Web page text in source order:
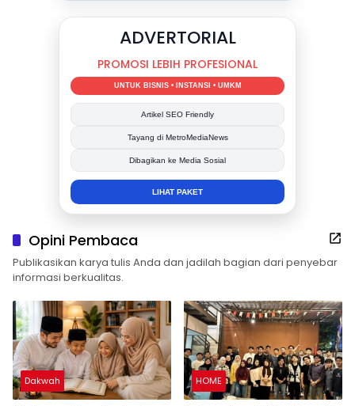
DUKUNG KAMI
BERSAMA METROMEDIANEWS.CO
MEDIA INFORMASI TERPERCAYA
Publikasi Kegiatan
Berita Promosi
Tingkatkan Branding Anda
INFO SELENGKAPNYA
Opini Pembaca
Publikasikan karya tulis Anda dan jadilah bagian dari penyebar
informasi berkualitas.
Dakwah HOME